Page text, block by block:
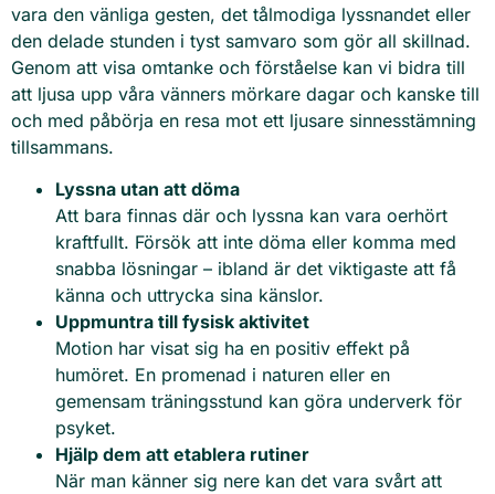
vara den vänliga gesten, det tålmodiga lyssnandet eller
den delade stunden i tyst samvaro som gör all skillnad.
Genom att visa omtanke och förståelse kan vi bidra till
att ljusa upp våra vänners mörkare dagar och kanske till
och med påbörja en resa mot ett ljusare sinnesstämning
tillsammans.
Lyssna utan att döma
Att bara finnas där och lyssna kan vara oerhört
kraftfullt. Försök att inte döma eller komma med
snabba lösningar – ibland är det viktigaste att få
känna och uttrycka sina känslor.
Uppmuntra till fysisk aktivitet
Motion har visat sig ha en positiv effekt på
humöret. En promenad i naturen eller en
gemensam träningsstund kan göra underverk för
psyket.
Hjälp dem att etablera rutiner
När man känner sig nere kan det vara svårt att